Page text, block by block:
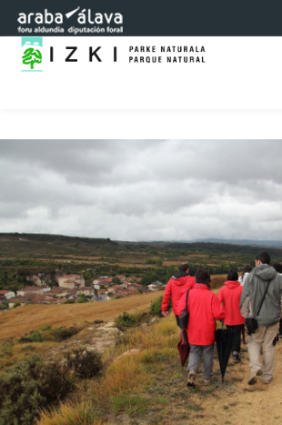
Saltar al contenido principal